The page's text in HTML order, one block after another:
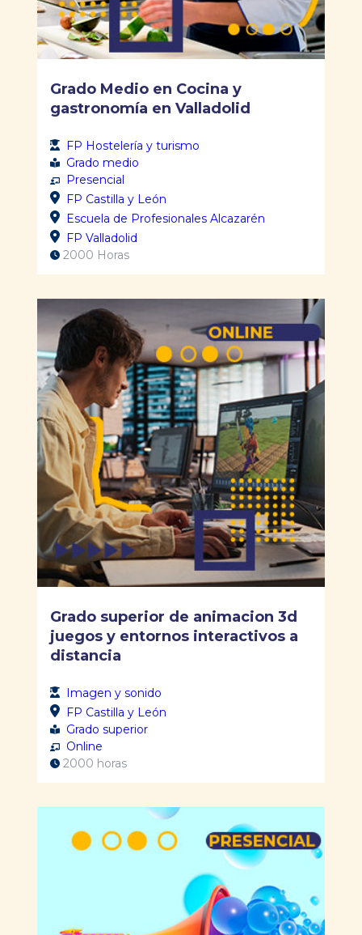
Grado Medio en Cocina y
gastronomía en Valladolid
FP Hostelería y turismo
Grado medio
Presencial
FP Castilla y León
Escuela de Profesionales Alcazarén
FP Valladolid
2000 Horas
Grado superior de animacion 3d
juegos y entornos interactivos a
distancia
Imagen y sonido
FP Castilla y León
Grado superior
Online
2000 horas